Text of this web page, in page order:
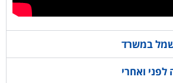
במשרד
ואחרי